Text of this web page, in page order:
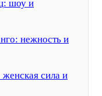
шоу и
нежность и
сила и